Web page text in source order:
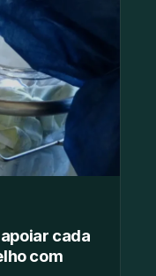
cada
com